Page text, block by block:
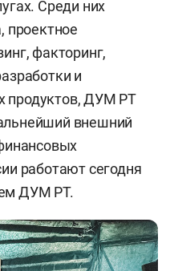
Среди них
проектное
факторинг,
и
продуктов, ДУМ РТ
внешний
работают сегодня
ДУМ РТ.